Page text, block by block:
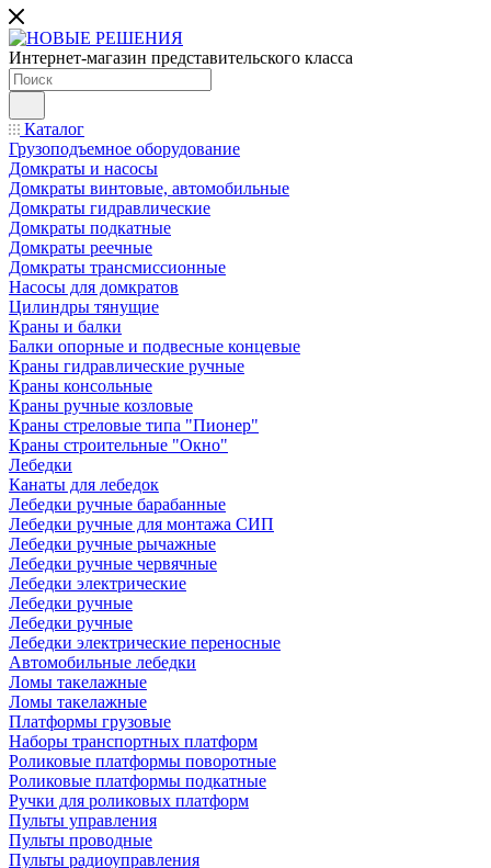
Интернет-магазин представительского класса
Каталог
Грузоподъемное оборудование
Домкраты и насосы
Домкраты винтовые, автомобильные
Домкраты гидравлические
Домкраты подкатные
Домкраты реечные
Домкраты трансмиссионные
Насосы для домкратов
Цилиндры тянущие
Краны и балки
Балки опорные и подвесные концевые
Краны гидравлические ручные
Краны консольные
Краны ручные козловые
Краны стреловые типа "Пионер"
Краны строительные "Окно"
Лебедки
Канаты для лебедок
Лебедки ручные барабанные
Лебедки ручные для монтажа СИП
Лебедки ручные рычажные
Лебедки ручные червячные
Лебедки электрические
Лебедки ручные
Лебедки ручные
Лебедки электрические переносные
Автомобильные лебедки
Ломы такелажные
Ломы такелажные
Платформы грузовые
Наборы транспортных платформ
Роликовые платформы поворотные
Роликовые платформы подкатные
Ручки для роликовых платформ
Пульты управления
Пульты проводные
Пульты радиоуправления